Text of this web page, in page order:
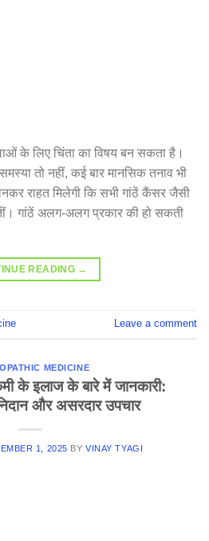
के लिए चिंता का विषय बन सकता है।
तो नहीं, कई बार मानसिक तनाव भी
राहत मिलेगी कि सभी गांठें कैंसर जैसी
गांठें अलग-अलग प्रकार की हो सकती
READING →
Leave a comment
MEDICINE
के इलाज के बारे में जानकारी:
और असरदार उपचार
1, 2025 BYVINAY TYAGI